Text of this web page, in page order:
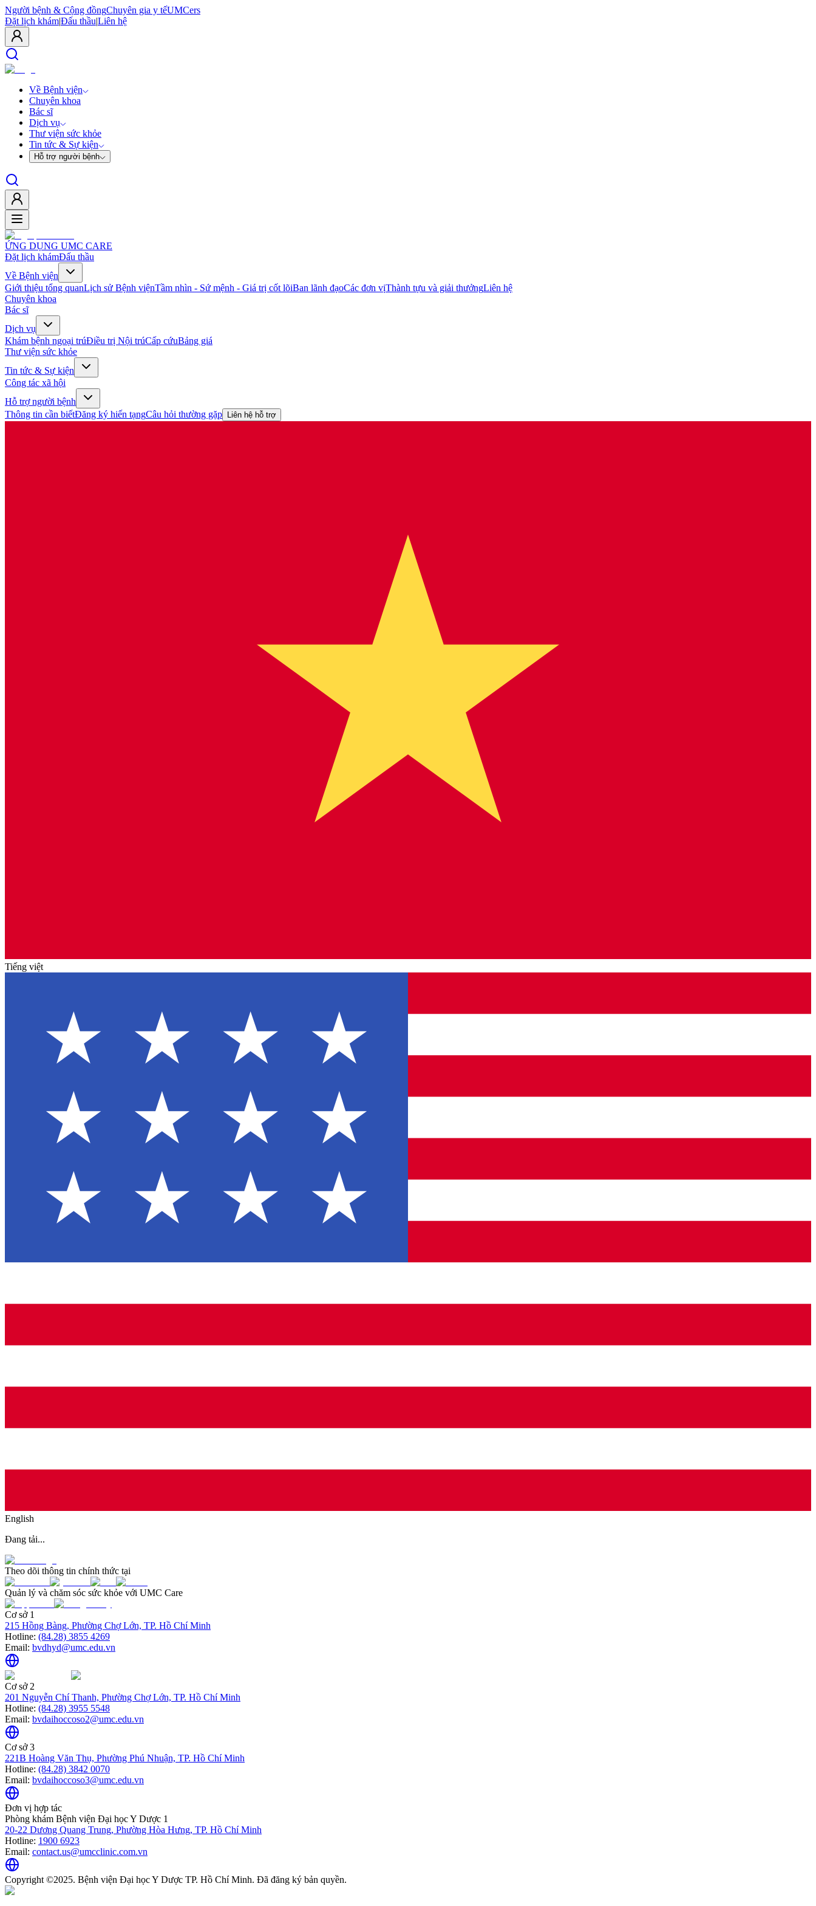
Người bệnh & Cộng đồngChuyên gia y tếUMCers
Đặt lịch khám|Đấu thầu|Liên hệ
Về Bệnh viện
Chuyên khoa
Bác sĩ
Dịch vụ
Thư viện sức khỏe
Tin tức & Sự kiện
Hỗ trợ người bệnh
ỨNG DỤNG UMC CARE
Đặt lịch khámĐấu thầu
Về Bệnh viện
Giới thiệu tổng quanLịch sử Bệnh việnTầm nhìn - Sứ mệnh - Giá trị cốt lõiBan lãnh đạoCác đơn vịThành tựu và giải thưởngLiên hệ
Chuyên khoa
Bác sĩ
Dịch vụ
Khám bệnh ngoại trúĐiều trị Nội trúCấp cứuBảng giá
Thư viện sức khỏe
Tin tức & Sự kiện
Công tác xã hội
Hỗ trợ người bệnh
Thông tin cần biếtĐăng ký hiến tạngCâu hỏi thường gặp Liên hệ hỗ trợ
Tiếng việt
English
Đang tải...
Theo dõi thông tin chính thức tại
Quản lý và chăm sóc sức khỏe với UMC Care
Cơ sở 1
215 Hồng Bàng, Phường Chợ Lớn, TP. Hồ Chí Minh
Hotline: (84.28) 3855 4269
Email: bvdhyd@umc.edu.vn
Cơ sở 2
201 Nguyễn Chí Thanh, Phường Chợ Lớn, TP. Hồ Chí Minh
Hotline: (84.28) 3955 5548
Email: bvdaihoccoso2@umc.edu.vn
Cơ sở 3
221B Hoàng Văn Thụ, Phường Phú Nhuận, TP. Hồ Chí Minh
Hotline: (84.28) 3842 0070
Email: bvdaihoccoso3@umc.edu.vn
Đơn vị hợp tác
Phòng khám Bệnh viện Đại học Y Dược 1
20-22 Dương Quang Trung, Phường Hòa Hưng, TP. Hồ Chí Minh
Hotline: 1900 6923
Email: contact.us@umcclinic.com.vn
Copyright ©2025. Bệnh viện Đại học Y Dược TP. Hồ Chí Minh. Đã đăng ký bản quyền.